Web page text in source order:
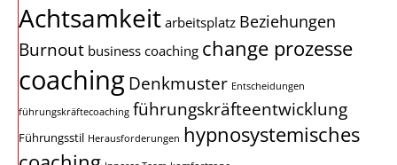
Achtsamkeit arbeitsplatz Beziehungen
Burnout business coaching change prozesse
coachingDenkmuster Entscheidungen
führungskräftecoaching führungskräfteentwicklung
Führungsstil Herausforderungen hypnosystemisches